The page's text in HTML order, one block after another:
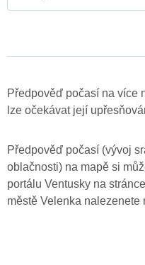
Předpověď počasí na více
lze očekávat její
Předpověď počasí (vývoj
oblačnosti) na mapě si
portálu Ventusky na stránce
městě Velenka nalezenete